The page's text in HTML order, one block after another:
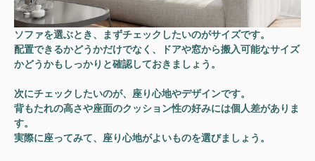
ソファを選ぶとき、まずチェックしたいのがサイズです。
配置できるかどうかだけでなく、ドアや窓から搬入可能なサイズ
かどうかもしっかりと確認しておきましょう。
次にチェックしたいのが、座り心地やデザインです。
背もたれの高さや座面のクッション性の好みには個人差がありま
す。
実際に座ってみて、座り心地がよいものを選びましょう。